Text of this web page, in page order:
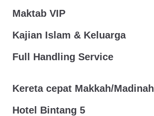
Maktab VIP
Kajian Islam & Keluarga
Full Handling Service
Kereta cepat Makkah/Madinah
Hotel Bintang 5